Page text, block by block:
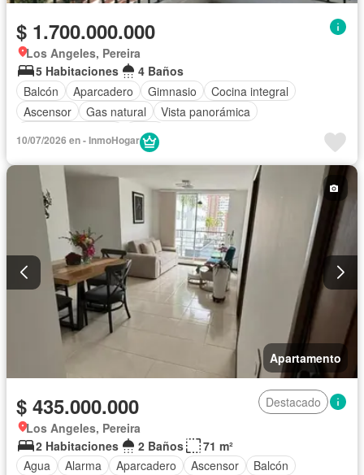
$ 1.700.000.000
Los Angeles, Pereira
5 Habitaciones
4 Baños
Balcón
Aparcadero Gimnasio
Cocina integral
Ascensor
Gas natural
Vista panorámica
Agua
10/07/2026 en - InmoHogar
Apartamento
$ 435.000.000
Destacado
Los Angeles, Pereira
2 Habitaciones
2 Baños
71 m²
Agua
Alarma Aparcadero Ascensor
Balcón